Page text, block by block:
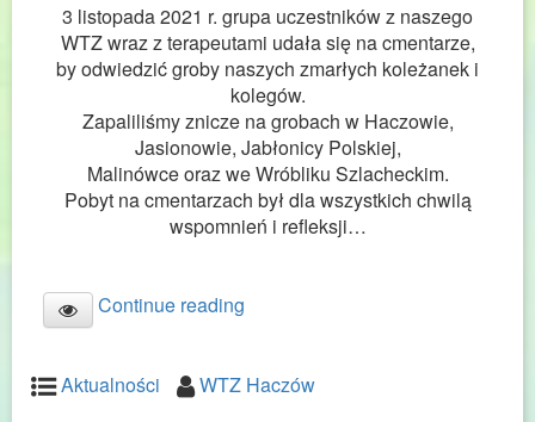
3 listopada 2021 r. grupa uczestników z naszego
WTZ wraz z terapeutami udała się na cmentarze,
by odwiedzić groby naszych zmarłych koleżanek i
kolegów.
Zapaliliśmy znicze na grobach w Haczowie,
Jasionowie, Jabłonicy Polskiej,
Malinówce oraz we Wróbliku Szlacheckim.
Pobyt na cmentarzach był dla wszystkich chwilą
wspomnień i refleksji…
Continue reading
Aktualności
WTZ Haczów